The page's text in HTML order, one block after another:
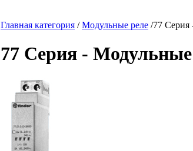
Главная категория / Модульные реле /77 Серия
77 Серия -